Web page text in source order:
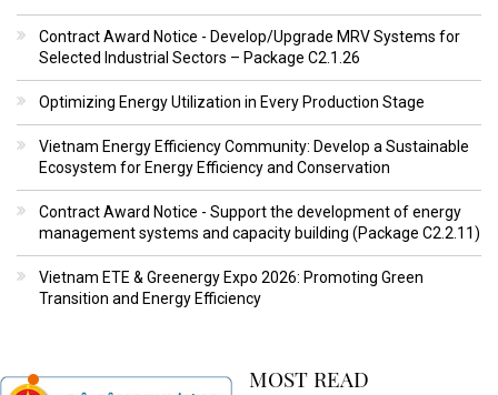
Contract Award Notice - Develop/Upgrade MRV Systems for
Selected Industrial Sectors – Package C2.1.26
Optimizing Energy Utilization in Every Production Stage
Vietnam Energy Efficiency Community: Develop a Sustainable
Ecosystem for Energy Efficiency and Conservation
Contract Award Notice - Support the development of energy
management systems and capacity building (Package C2.2.11)
Vietnam ETE & Greenergy Expo 2026: Promoting Green
Transition and Energy Efficiency
MOST READ